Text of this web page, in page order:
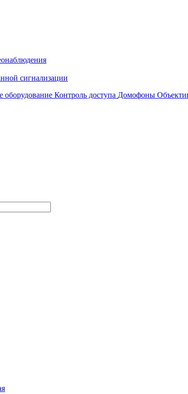
сигнализации
оборудование Контроль доступа Домофоны